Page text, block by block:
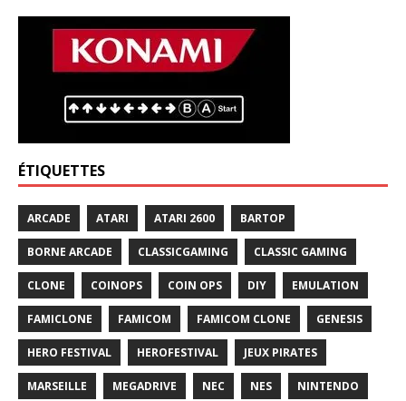
ÉTIQUETTES
ARCADE ATARI ATARI 2600 BARTOP
BORNE ARCADE CLASSICGAMING CLASSIC GAMING
CLONE COINOPS COIN OPS DIY EMULATION
FAMICLONE FAMICOM FAMICOM CLONE GENESIS
HERO FESTIVAL HEROFESTIVAL JEUX PIRATES
MARSEILLE MEGADRIVE NEC NES NINTENDO